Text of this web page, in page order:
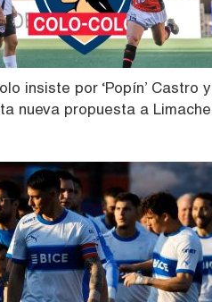
insiste por ‘Popín’ Castro y
nueva propuesta a Limache